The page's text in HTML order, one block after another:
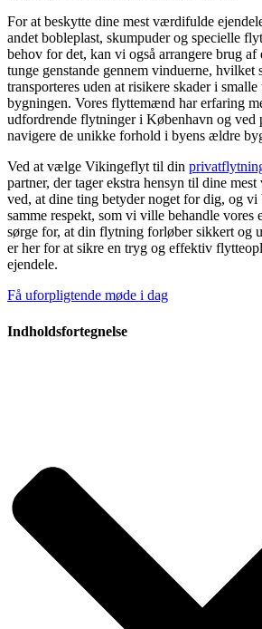
For at beskytte dine mest værdifulde
andet bobleplast, skumpuder og specielle
behov for det, kan vi også arrangere brug
tunge genstande gennem vinduerne, hvilket
transporteres uden at risikere skader i smalle
bygningen. Vores flyttemænd har erfaring
udfordrende flytninger i København og ved
navigere de unikke forhold i byens ældre
Ved at vælge Vikingeflyt til din
partner, der tager ekstra hensyn til dine
ved, at dine ting betyder noget for dig, og vi
samme respekt, som vi ville behandle
sørge for, at din flytning forløber sikkert og
er her for at sikre en tryg og effektiv
ejendele.
Få uforpligtende møde i dag
Indholdsfortegnelse